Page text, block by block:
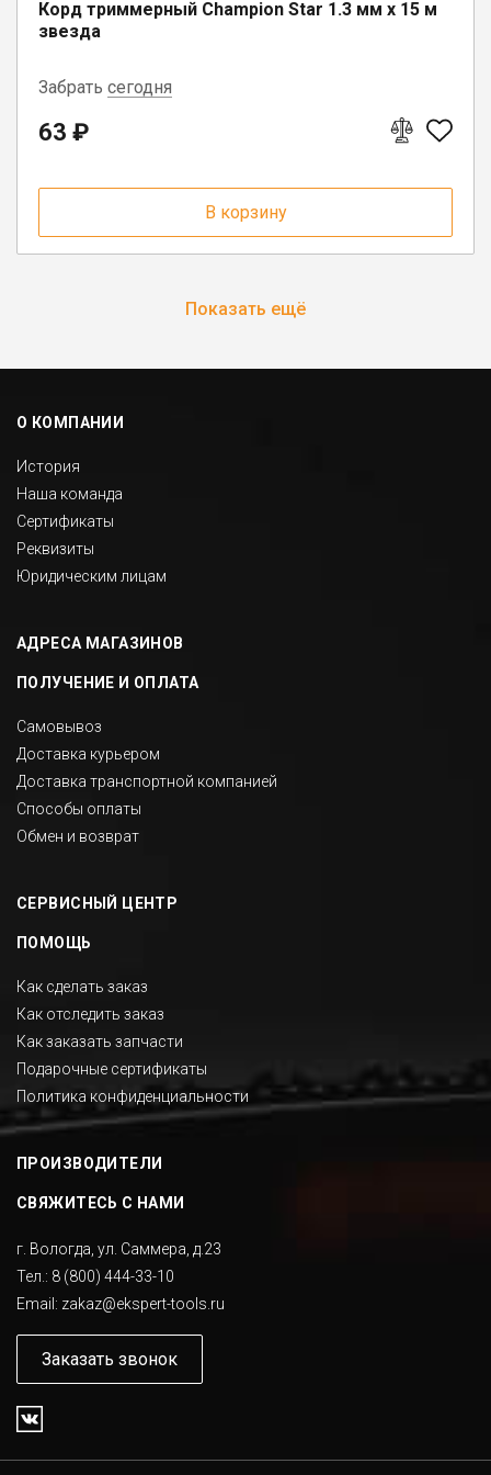
Корд триммерный Champion Star 1.3 мм х 15 м
звезда
Забрать сегодня
г. Вологда, ул. Саммера, д. 23
63 ₽
В корзину
Показать ещё
О КОМПАНИИ
История
Наша команда
Сертификаты
Реквизиты
Юридическим лицам
АДРЕСА МАГАЗИНОВ
ПОЛУЧЕНИЕ И ОПЛАТА
Самовывоз
Доставка курьером
Доставка транспортной компанией
Способы оплаты
Обмен и возврат
СЕРВИСНЫЙ ЦЕНТР
ПОМОЩЬ
Как сделать заказ
Как отследить заказ
Как заказать запчасти
Подарочные сертификаты
Политика конфиденциальности
ПРОИЗВОДИТЕЛИ
СВЯЖИТЕСЬ С НАМИ
г. Вологда, ул. Саммера, д.23
Тел.: 8 (800) 444-33-10
Email: zakaz@ekspert-tools.ru
Заказать звонок